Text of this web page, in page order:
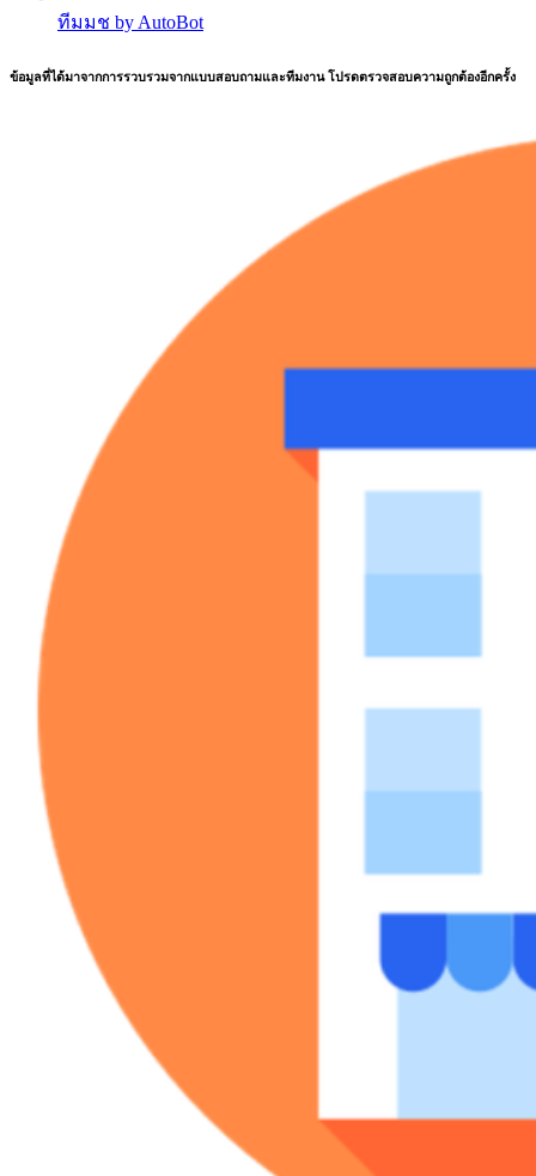
ทีมมช by AutoBot
ข้อมูลที่ได้มาจากการรวบรวมจากแบบสอบถามและทีมงาน โปรดตรวจสอบความถูกต้องอีกครั้ง